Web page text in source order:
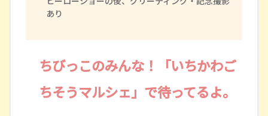
あり
ちびっこのみんな！「いちかわご
ちそうマルシェ」で待ってるよ。